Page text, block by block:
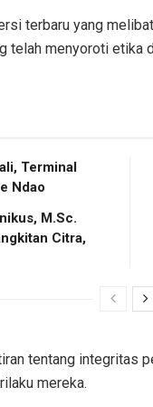
terbaru yang
telah menyoroti
Terminal
Ndao
M.Sc.
Citra,
tentang integritas
mereka.